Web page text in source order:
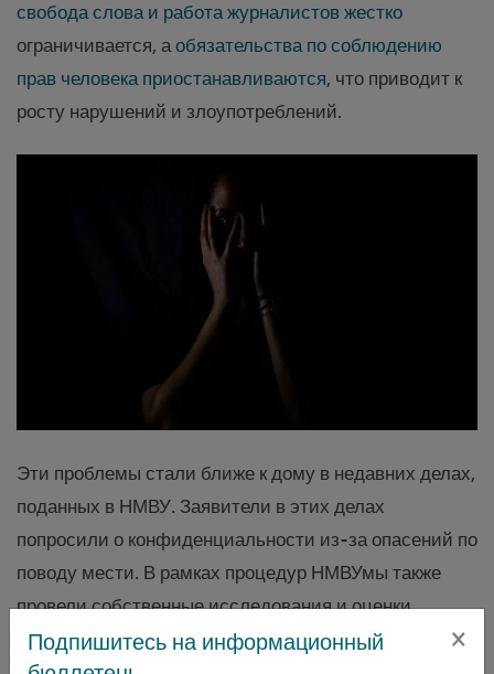
свобода слова и работа журналистов жестко
ограничивается, аобязательства по соблюдению
прав человека приостанавливаются, что приводит к
росту нарушений и злоупотреблений.
Эти проблемы стали ближе к дому в недавних делах,
поданных в НМВУ. Заявители в этих делах
попросили о конфиденциальности из-за опасений по
поводу мести. В рамках процедур НМВУмы также
провели собственные исследования и оценки
рисков, которые постоянно отслеживаются и
Подпишитесь на информационный
×